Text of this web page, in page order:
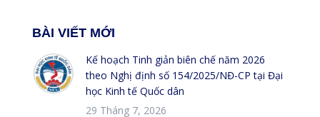
BÀI VIẾT MỚI
Kế hoạch Tinh giản biên chế năm 2026
theo Nghị định số 154/2025/NĐ-CP tại Đại
học Kinh tế Quốc dân
29 Tháng 7, 2026